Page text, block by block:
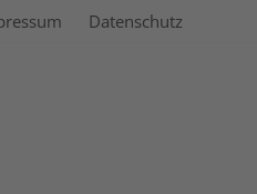
Datenschutz